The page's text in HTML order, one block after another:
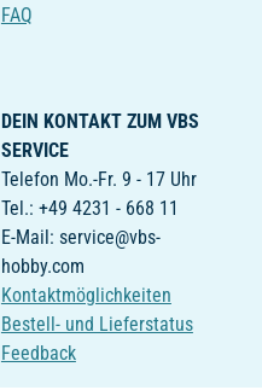
FAQ
DEIN KONTAKT ZUM VBS
SERVICE
Telefon Mo.-Fr. 9 - 17 Uhr
Tel.: +49 4231 - 668 11
E-Mail: service@vbs-
hobby.com
Kontaktmöglichkeiten
Bestell- und Lieferstatus
Feedback